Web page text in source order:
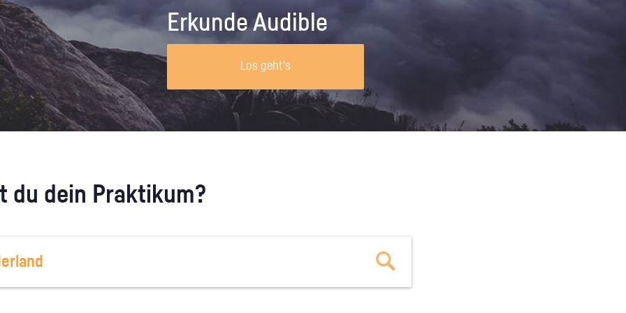
Unternehmen lohnt, wie man sich
vorbereitet und wie ein Vorab-Anruf
abläuft.
Erkunde Audible
Los geht's
du dein Praktikum?